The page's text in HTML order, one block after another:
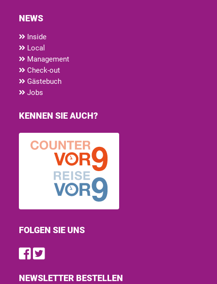
NEWS
Inside
Local
Management
Check-out
Gästebuch
Jobs
KENNEN SIE AUCH?
FOLGEN SIE UNS
Find us on Facebook
Follow us on Twitter
NEWSLETTER BESTELLEN